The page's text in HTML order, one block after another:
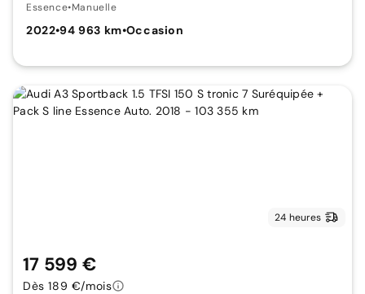
Essence•Manuelle
2022•94 963 km•Occasion
24 heures
17 599 €
Dès 189 €/mois